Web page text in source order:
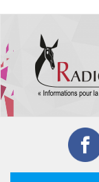
contenu
principal